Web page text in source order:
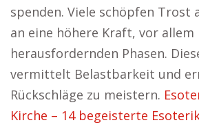
spenden. Viele schöpfen Trost
an eine höhere Kraft, vor allem
herausfordernden Phasen.
vermittelt Belastbarkeit und
Rückschläge zu meistern.
Kirche – 14 begeisterte